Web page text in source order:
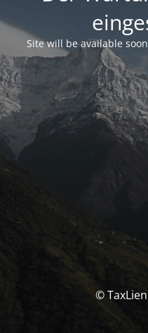
Site will be available
©